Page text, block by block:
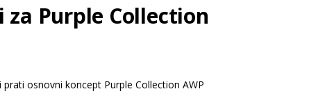
za Purple Collection
osnovni koncept Purple Collection AWP